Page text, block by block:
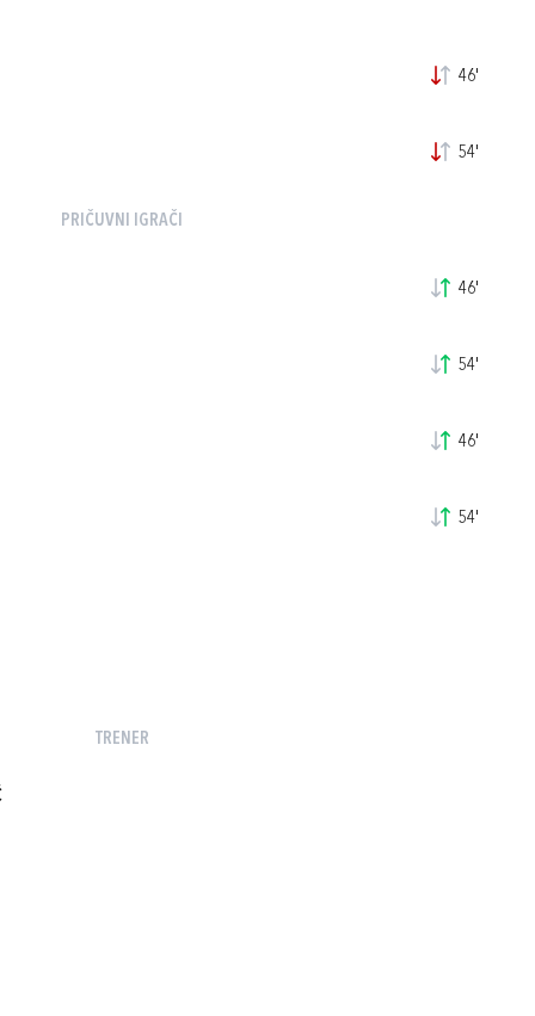
46'
54'
PRIČUVNI IGRAČI
46'
54'
46'
54'
TRENER